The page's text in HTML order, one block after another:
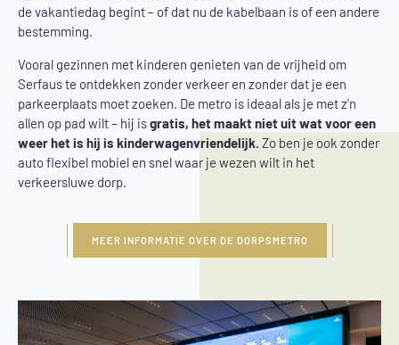
de vakantiedag begint – of dat nu de kabelbaan is of een andere
bestemming.
Vooral gezinnen met kinderen genieten van de vrijheid om
Serfaus te ontdekken zonder verkeer en zonder dat je een
parkeerplaats moet zoeken. De metro is ideaal als je met z'n
allen op pad wilt – hij isgratis, het maakt niet uit wat voor een
weer het is hij is kinderwagenvriendelijk. Zo ben je ook zonder
auto flexibel mobiel en snel waar je wezen wilt in het
verkeersluwe dorp.
MEER INFORMATIE OVER DE DORPSMETRO